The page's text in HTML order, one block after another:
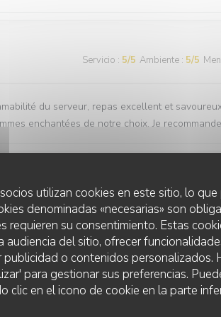
utilizan cookies en este sitio, lo
denominadas «necesarias» son
requieren su consentimiento. Estas
audiencia del sitio, ofrecer
publicidad o contenidos personalizados.
para gestionar sus preferencias.
clic en el icono de cookie en la parte
Servicio : 5/5 Ambiente : 5/5
du serveur, repas excellent et
enchantées de notre choix. Je
Servicio :5/5 Ambiente 5/5
The service is great and we always feel